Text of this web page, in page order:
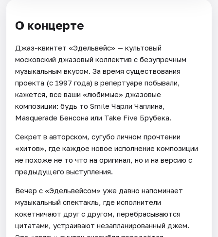
О концерте
Джаз-квинтет «Эдельвейс» — культовый
московский джазовый коллектив с безупречным
музыкальным вкусом. За время существования
проекта (с 1997 года) в репертуаре побывали,
кажется, все ваши «любимые» джазовые
композиции: будь то Smile Чарли Чаплина,
Masquerade Бенсона или Take Five Брубека.
Секрет в авторском, сугубо личном прочтении
«хитов», где каждое новое исполнение композиции
не похоже не то что на оригинал, но и на версию с
предыдущего выступления.
Вечер с «Эдельвейсом» уже давно напоминает
музыкальный спектакль, где исполнители
кокетничают друг с другом, перебрасываются
цитатами, устраивают незапланированный джем.